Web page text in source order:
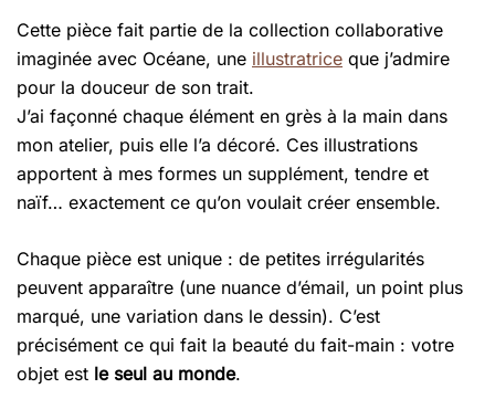
Cette pièce fait partie de la collection collaborative
imaginée avec Océane, une illustratrice que j’admire
pour la douceur de son trait.
J’ai façonné chaque élément en grès à la main dans
mon atelier, puis elle l’a décoré. Ces illustrations
apportent à mes formes un supplément, tendre et
naïf… exactement ce qu’on voulait créer ensemble.
Chaque pièce est unique : de petites irrégularités
peuvent apparaître (une nuance d’émail, un point plus
marqué, une variation dans le dessin). C’est
précisément ce qui fait la beauté du fait-main : votre
objet est le seul au monde.